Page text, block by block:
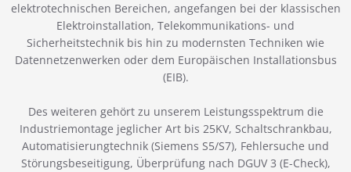
elektrotechnischen Bereichen, angefangen bei der klassischen
Elektroinstallation, Telekommunikations- und
Sicherheitstechnik bis hin zu modernsten Techniken wie
Datennetzenwerken oder dem Europäischen Installationsbus
(EIB).
Des weiteren gehört zu unserem Leistungsspektrum die
Industriemontage jeglicher Art bis 25KV, Schaltschrankbau,
Automatisierungtechnik (Siemens S5/S7), Fehlersuche und
Störungsbeseitigung, Überprüfung nach DGUV 3 (E-Check),